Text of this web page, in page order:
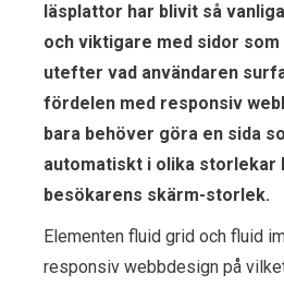
läsplattor har blivit så
och viktigare med sidor som
utefter vad användaren
fördelen med responsiv
bara behöver göra en sida
automatiskt i olika storlekar
besökarens skärm-storlek.
Elementen fluid grid och fluid
responsiv webbdesign på